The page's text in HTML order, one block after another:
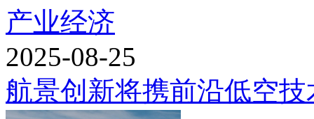
产业经济
2025-08-25
航景创新将携前沿低空